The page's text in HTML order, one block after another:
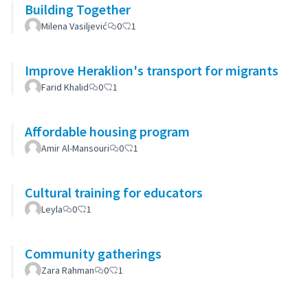
Building Together
Milena Vasiljević 0 1
Improve Heraklion's transport for migrants
Farid Khalid 0 1
Affordable housing program
Amir Al-Mansouri 0 1
Cultural training for educators
Leyla 0 1
Community gatherings
Zara Rahman 0 1